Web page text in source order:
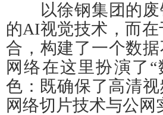
以徐钢集团的废
的AI视觉技术，而
合，构建了一个数
网络在这里扮演了
色：既确保了高清
网络切片技术与公网